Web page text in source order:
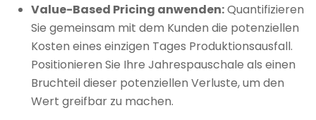
Value-Based Pricing anwenden:Quantifizieren
Sie gemeinsam mit dem Kunden die potenziellen
Kosten eines einzigen Tages Produktionsausfall.
Positionieren Sie Ihre Jahrespauschale als einen
Bruchteil dieser potenziellen Verluste, um den
Wert greifbar zu machen.